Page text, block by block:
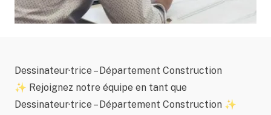
Dessinateur·trice – Département Construction
✨ Rejoignez notre équipe en tant que
Dessinateur·trice – Département Construction ✨